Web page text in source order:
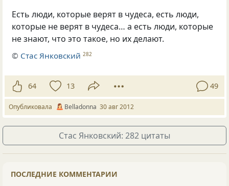
Есть люди, которые верят в чудеса, есть люди,
которые не верят в чудеса… а есть люди, которые
не знают, что это такое, но их делают.
© Стас Янковский 282
64 13 49
Опубликовала Belladonna 30 авг 2012
Стас Янковский: 282 цитаты
ПОСЛЕДНИЕ КОММЕНТАРИИ